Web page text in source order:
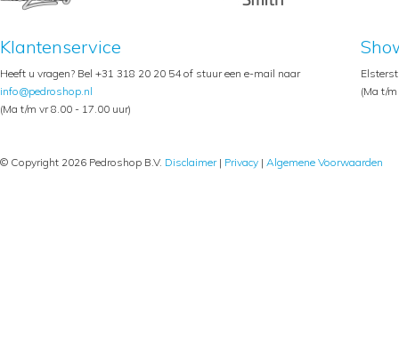
Klantenservice
Heeft u vragen? Bel +31 318 20 20 54 of stuur een e-mail naar
info@pedroshop.nl
(Ma t/m vr 8.00 - 17.00 uur)
(Ma t/
© Copyright 2026 Pedroshop B.V. Disclaimer| Privacy | Algemene Voorwaarden